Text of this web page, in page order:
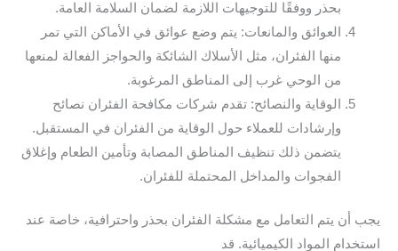
بحذر ووفقًا للتوجيهات اللازمة لضمان السلامة العامة.
العوائق والمانعات: يتم وضع عوائق في الأماكن التي تمر
منها الفئران، مثل الأسلاك الشائكة والحواجز الفعالة لمنعها
من الوحي غرب إلى المناطق المرغوبة.
الوقاية والنصائح: تقدم شركات مكافحة الفئران نصائح
وإرشادات للعملاء حول الوقاية من الفئران في المستقبل.
يتضمن ذلك تنظيف المناطق المصابة وتأمين الطعام وإغلاق
الفجوات والمداخل المحتملة للفئران.
يجب أن يتم التعامل مع مشكلة الفئران بحذر واحترافية، خاصة عند
استخدام المواد الكيميائية. قد